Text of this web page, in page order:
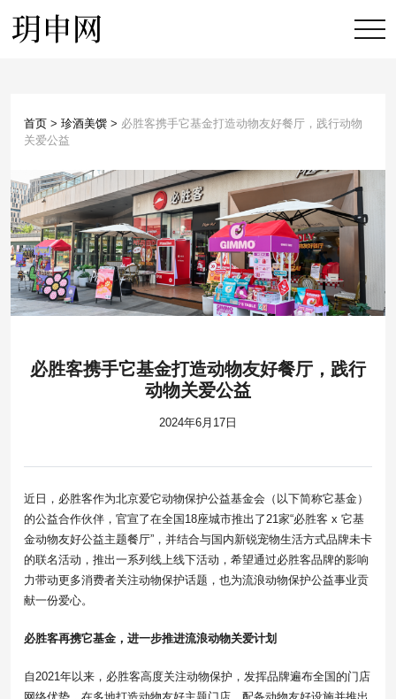
首页 > 珍酒美馔 > 必胜客携手它基金打造动物友好餐厅，践行动物
关爱公益
必胜客携手它基金打造动物友好餐厅，践行
动物关爱公益
2024年6月17日
近日，必胜客作为北京爱它动物保护公益基金会（以下简称它基金）
的公益合作伙伴，官宣了在全国18座城市推出了21家“必胜客 x 它基
金动物友好公益主题餐厅”，并结合与国内新锐宠物生活方式品牌未卡
的联名活动，推出一系列线上线下活动，希望通过必胜客品牌的影响
力带动更多消费者关注动物保护话题，也为流浪动物保护公益事业贡
献一份爱心。
必胜客再携它基金，进一步推进流浪动物关爱计划
自2021年以来，必胜客高度关注动物保护，发挥品牌遍布全国的门店